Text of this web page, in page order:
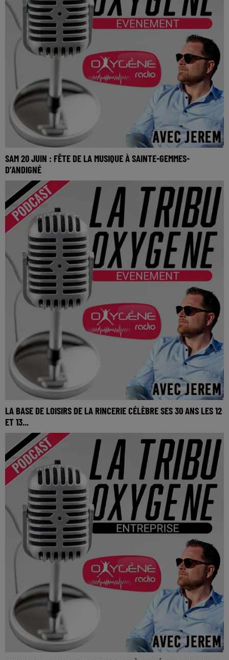
SAM 20 JUIN : FÊTE DE LA MUSIQUE À SAINTE-GEMMES-
D’ANDIGNÉ
SAM 20 JUIN : Fête de la musique à Sainte-Gemmes-
d’Andigné
LA BASE DE LOISIRS DE LA RINCERIE CÉLÈBRE SES 30 ANS LES 12
ET 13...
La base de loisirs de La Rincerie célèbre ses 30 ans les 12 et
13 septembre 2026